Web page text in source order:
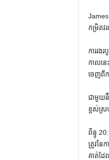
កម្រិត
ការរង
កាលនេ
ចេញពីក
ជាមួយនឹ
ខ្ពស់ស្រ
ពិន្ទុ
ត្រូវនៃ
គាត់ដ